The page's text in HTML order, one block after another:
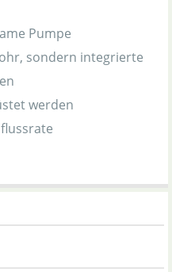
Pumpe
sondern integrierte
werden